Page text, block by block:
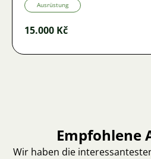
Ausrüstung
15.000 Kč
Empfohlene
Wir haben die